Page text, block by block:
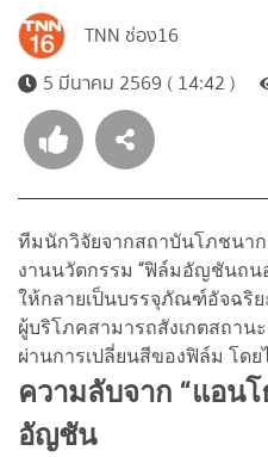
TNN ช่อง16
5 มีนาคม 2569 ( 14:42 )
ทีมนักวิจัยจากสถาบันโภชนา
งานนวัตกรรม “ฟิล์มอัญชันถน
ให้กลายเป็นบรรจุภัณฑ์อัจฉริย
ผู้บริโภคสามารถสังเกตสถา
ผ่านการเปลี่ยนสีของฟิล์ม โด
ความลับจาก “แอน
อัญชัน